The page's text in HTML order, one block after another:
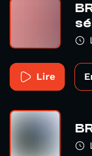
Lire